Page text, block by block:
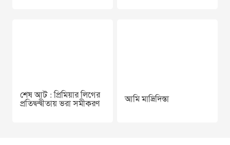
শেষ আট : প্রিমিয়ার লিগের
প্রতিদ্বন্দ্বীতায় ভরা সমীকরণ
আমি মাদ্রিদিস্তা